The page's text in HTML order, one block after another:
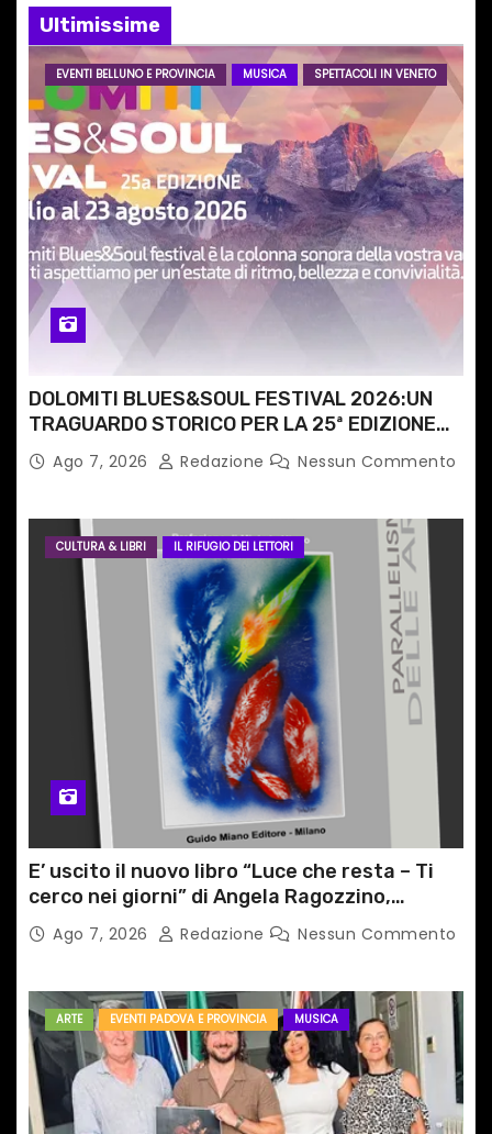
a
r
t
i
c
o
l
Ultimissime
EVENTI BELLUNO E PROVINCIA MUSICA SPETTACOLI IN VENETO
DOLOMITI BLUES&SOUL FESTIVAL 2026:UN
TRAGUARDO STORICO PER LA 25ª EDIZIONE
TRA LE CIME PATRIMONIO UNESCO
Ago 7, 2026 Redazione Nessun Commento
CULTURA & LIBRI IL RIFUGIO DEI LETTORI
E’ uscito il nuovo libro “Luce che resta – Ti
cerco nei giorni” di Angela Ragozzino,
medico primario di Capua
Ago 7, 2026 Redazione Nessun Commento
ARTE EVENTI PADOVA E PROVINCIA MUSICA